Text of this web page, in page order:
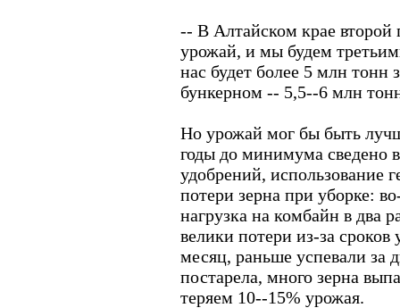
-- В Алтайском крае второй
урожай, и мы будем
нас будет более 5 млн тонн
бункерном -- 5,5--6 млн
Но урожай мог бы быть
годы до минимума сведено
удобрений, использование
потери зерна при уборке:
нагрузка на комбайн в два
велики потери из-за
месяц, раньше успевали за
постарела, много зерна
теряем 10--15% урожая.